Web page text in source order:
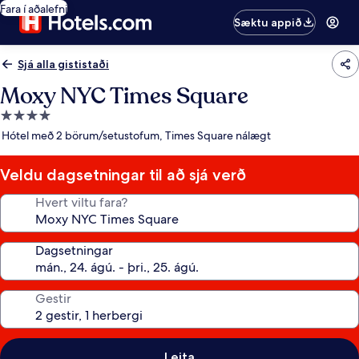
Fara í aðalefni
Sæktu appið
Sjá alla gististaði
Moxy NYC Times Square
4.0
stjörnu
Hótel með 2 börum/setustofum, Times Square nálægt
Veldu dagsetningar til að sjá verð
Hvert viltu fara?
Dagsetningar
Gestir